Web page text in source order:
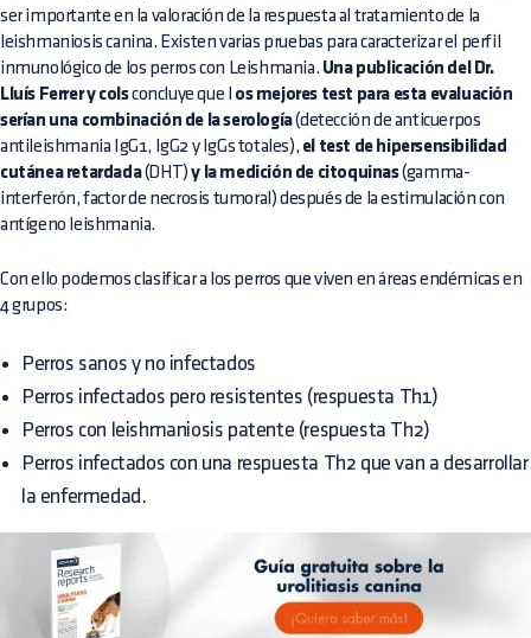
ser importante en la valoración de la respuesta al tratamiento de la
leishmaniosis canina. Existen varias pruebas para caracterizar el perfil
inmunológico de los perros con Leishmania. Una publicación del Dr.
Lluís Ferrer y colsconcluye que l os mejores test para esta evaluación
serían una combinación de la serología(detección de anticuerpos
antileishmania IgG1, IgG2 y IgGs totales), el test de hipersensibilidad
cutánea retardada(DHT)y la medición de citoquinas(gamma-
interferón, factor de necrosis tumoral) después de la estimulación con
antígeno leishmania.
Con ello podemos clasificar a los perros que viven en áreas endémicas en
4 grupos:
Perros sanos y no infectados
Perros infectados pero resistentes (respuesta Th1)
Perros con leishmaniosis patente (respuesta Th2)
Perros infectados con una respuesta Th2 que van a desarrollar
la enfermedad.